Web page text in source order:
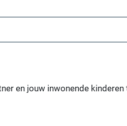
en jouw inwonende